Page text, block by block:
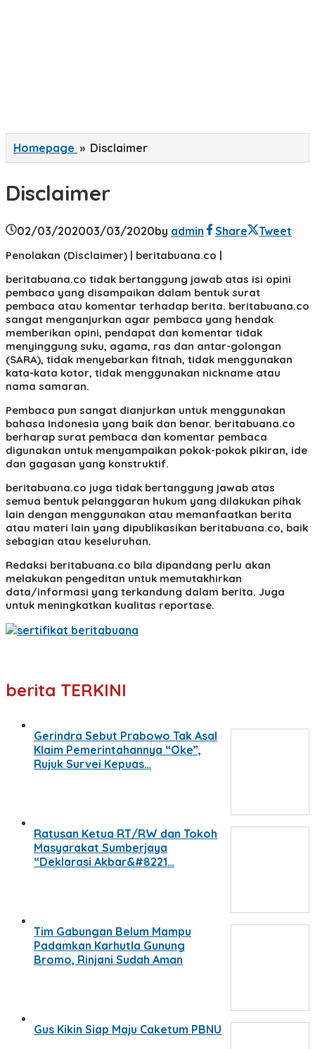
Homepage » Disclaimer
Disclaimer
02/03/202003/03/2020by admin Share Tweet
Penolakan (Disclaimer) | beritabuana.co |
beritabuana.co tidak bertanggung jawab atas isi opini
pembaca yang disampaikan dalam bentuk surat
pembaca atau komentar terhadap berita. beritabuana.co
sangat menganjurkan agar pembaca yang hendak
memberikan opini, pendapat dan komentar tidak
menyinggung suku, agama, ras dan antar-golongan
(SARA), tidak menyebarkan fitnah, tidak menggunakan
kata-kata kotor, tidak menggunakan nickname atau
nama samaran.
Pembaca pun sangat dianjurkan untuk menggunakan
bahasa Indonesia yang baik dan benar. beritabuana.co
berharap surat pembaca dan komentar pembaca
digunakan untuk menyampaikan pokok-pokok pikiran, ide
dan gagasan yang konstruktif.
beritabuana.co juga tidak bertanggung jawab atas
semua bentuk pelanggaran hukum yang dilakukan pihak
lain dengan menggunakan atau memanfaatkan berita
atau materi lain yang dipublikasikan beritabuana.co, baik
sebagian atau keseluruhan.
Redaksi beritabuana.co bila dipandang perlu akan
melakukan pengeditan untuk memutakhirkan
data/informasi yang terkandung dalam berita. Juga
untuk meningkatkan kualitas reportase.
berita TERKINI
Gerindra Sebut Prabowo Tak Asal
Klaim Pemerintahannya “Oke”,
Rujuk Survei Kepuas…
Ratusan Ketua RT/RW dan Tokoh
Masyarakat Sumberjaya
“Deklarasi Akbar&#8221…
Tim Gabungan Belum Mampu
Padamkan Karhutla Gunung
Bromo, Rinjani Sudah Aman
Gus Kikin Siap Maju Caketum PBNU